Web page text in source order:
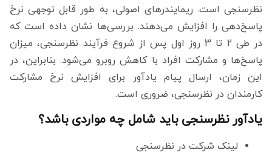
نظرسنجی است. ریمایندرهای اصولی، به طور قابل توجهی نرخ
پاسخ‌دهی را افزایش می‌دهند. بررسی‌ها نشان داده است که
در طی 2 تا 3 روز اول پس از شروع فرآیند نظرسنجی، میزان
پاسخ‌ها و مشارکت افراد با کاهش روبرو می‌شود. بنابراین، در
این زمان، ارسال پیام یادآور برای افزایش نرخ مشارکت
کارمندان در نظرسنجی، ضروری است.
یادآور نظرسنجی باید شامل چه مواردی باشد؟
لینک شرکت در نظرسنجی